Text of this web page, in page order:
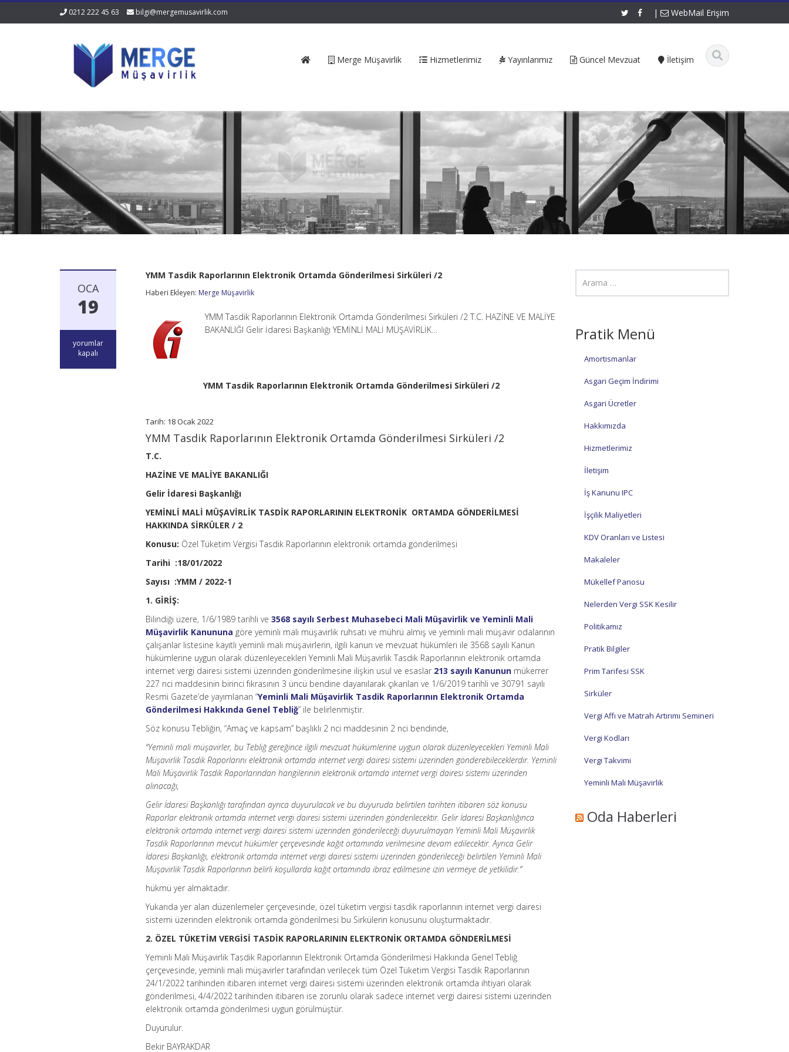
0212 222 45 63 bilgi@mergemusavirlik.com | WebMail Erişim
Merge Müşavirlik Hizmetlerimiz Yayınlarımız Güncel Mevzuat İletişim
OCA
19
YMM
Tasdik
yorumlar
kapalı
YMM Tasdik Raporlarının Elektronik Ortamda Gönderilmesi Sirküleri /2
Haberi Ekleyen: Merge Müşavirlik
YMM Tasdik Raporlarının Elektronik Ortamda Gönderilmesi Sirküleri /2 T.C. HAZİNE VE MALİYE
BAKANLIĞI Gelir İdaresi Başkanlığı YEMİNLİ MALİ MÜŞAVİRLİK…
YMM Tasdik Raporlarının Elektronik Ortamda Gönderilmesi Sirküleri /2
Tarih: 18 Ocak 2022
YMM Tasdik Raporlarının Elektronik Ortamda Gönderilmesi Sirküleri /2
T.C.
HAZİNE VE MALİYE BAKANLIĞI
Gelir İdaresi Başkanlığı
YEMİNLİ MALİ MÜŞAVİRLİK TASDİK RAPORLARININ ELEKTRONİK ORTAMDA GÖNDERİLMESİ
HAKKINDA SİRKÜLER / 2
Konusu: Özel Tüketim Vergisi Tasdik Raporlarının elektronik ortamda gönderilmesi
Tarihi :18/01/2022
Sayısı :YMM / 2022-1
1. GİRİŞ:
Bilindiği üzere, 1/6/1989 tarihli ve3568 sayılı Serbest Muhasebeci Mali Müşavirlik ve Yeminli Mali
Müşavirlik Kanununa göre yeminli mali müşavirlik ruhsatı ve mührü almış ve yeminli mali müşavir odalarının
çalışanlar listesine kayıtlı yeminli mali müşavirlerin, ilgili kanun ve mevzuat hükümleri ile 3568 sayılı Kanun
hükümlerine uygun olarak düzenleyecekleri Yeminli Mali Müşavirlik Tasdik Raporlarının elektronik ortamda
internet vergi dairesi sistemi üzerinden gönderilmesine ilişkin usul ve esaslar 213 sayılı Kanunun mükerrer
227 nci maddesinin birinci fıkrasının 3 üncü bendine dayanılarak çıkarılan ve 1/6/2019 tarihli ve 30791 sayılı
Resmi Gazete’de yayımlanan “Yeminli Mali Müşavirlik Tasdik Raporlarının Elektronik Ortamda
Gönderilmesi Hakkında Genel Tebliğ” ile belirlenmiştir.
Söz konusu Tebliğin, “Amaç ve kapsam” başlıklı 2 nci maddesinin 2 nci bendinde,
“Yeminli mali müşavirler, bu Tebliğ gereğince ilgili mevzuat hükümlerine uygun olarak düzenleyecekleri Yeminli Mali
Müşavirlik Tasdik Raporlarını elektronik ortamda internet vergi dairesi sistemi üzerinden gönderebileceklerdir. Yeminli
Mali Müşavirlik Tasdik Raporlarından hangilerinin elektronik ortamda internet vergi dairesi sistemi üzerinden
alınacağı,
Gelir İdaresi Başkanlığı tarafından ayrıca duyurulacak ve bu duyuruda belirtilen tarihten itibaren söz konusu
Raporlar elektronik ortamda internet vergi dairesi sistemi üzerinden gönderilecektir. Gelir İdaresi Başkanlığınca
elektronik ortamda internet vergi dairesi sistemi üzerinden gönderileceği duyurulmayan Yeminli Mali Müşavirlik
Tasdik Raporlarının mevcut hükümler çerçevesinde kağıt ortamında verilmesine devam edilecektir. Ayrıca Gelir
İdaresi Başkanlığı, elektronik ortamda internet vergi dairesi sistemi üzerinden gönderileceği belirtilen Yeminli Mali
Müşavirlik Tasdik Raporlarının belirli koşullarda kağıt ortamında ibraz edilmesine izin vermeye de yetkilidir.”
hükmü yer almaktadır.
Yukarıda yer alan düzenlemeler çerçevesinde, özel tüketim vergisi tasdik raporlarının internet vergi dairesi
sistemi üzerinden elektronik ortamda gönderilmesi bu Sirkülerin konusunu oluşturmaktadır.
2. ÖZEL TÜKETİM VERGİSİ TASDİK RAPORLARININ ELEKTRONİK ORTAMDA GÖNDERİLMESİ
Yeminli Mali Müşavirlik Tasdik Raporlarının Elektronik Ortamda Gönderilmesi Hakkında Genel Tebliğ
çerçevesinde, yeminli mali müşavirler tarafından verilecek tüm Özel Tüketim Vergisi Tasdik Raporlarının
24/1/2022 tarihinden itibaren internet vergi dairesi sistemi üzerinden elektronik ortamda ihtiyari olarak
gönderilmesi, 4/4/2022 tarihinden itibaren ise zorunlu olarak sadece internet vergi dairesi sistemi üzerinden
elektronik ortamda gönderilmesi uygun görülmüştür.
Duyurulur.
Bekir BAYRAKDAR
Pratik Menü
Amortismanlar
Asgari Geçim İndirimi
Asgari Ücretler
Hakkımızda
Hizmetlerimiz
İletişim
İş Kanunu IPC
İşçilik Maliyetleri
KDV Oranları ve Listesi
Makaleler
Mükellef Panosu
Nelerden Vergi SSK Kesilir
Politikamız
Pratik Bilgiler
Prim Tarifesi SSK
Sirküler
Vergi Affı ve Matrah Artırımı Semineri
Vergi Kodları
Vergi Takvimi
Yeminli Mali Müşavirlik
Oda Haberleri